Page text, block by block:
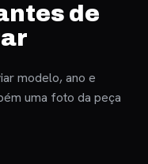
de
modelo, ano e
uma foto da peça